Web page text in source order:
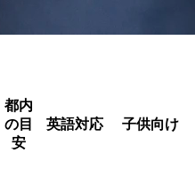
都内
の目
安
英語対応 子供向け